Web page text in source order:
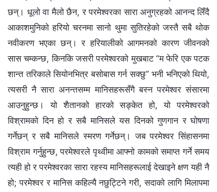
छन्। धूलो वा मैलो छैन, र परमेश्‍वरका सारा अनुग्रहको आनन्द लिँदै
आकाशमुनिको हरियो चरनमा सानो थुमा सुतिरहेको जस्तै सबै थोक
नवीकरण भएका छन्। र हरियालीको आगमनको कारण जीवनको
सास चम्कन्छ, किनकि जसरी परमेश्‍वरको मुखबाट “म फेरि एक पटक
शान्त तरिकाले सियोनभित्र बसोबास गर्न सक्छु” भनी भनिएको थियो,
त्यसरी नै सारा अनन्तसम्म मानिसहरूसँगै बस्‍न परमेश्‍वर संसारमा
आउनुहुन्छ। यो शैतानको हारको सङ्‍केत हो, यो परमेश्‍वरको
विश्रामको दिन हो र सबै मानिसले यस दिनको गुणगान र घोषणा
गर्नेछन् र सबै मानिसले स्मरण गर्नेछन्। जब परमेश्‍वर सिंहासनमा
विश्राम गर्नुहुन्छ, परमेश्‍वरले पृथ्वीमा आफ्नो कामको समाप्त गर्ने समय
त्यही हो र परमेश्‍वरका सारा रहस्य मानिसहरूलाई देखाइने क्षण यही नै
हो; परमेश्‍वर र मानिस कहिल्यै नछुट्टिने गरी, सदाको लागि मिलापमा